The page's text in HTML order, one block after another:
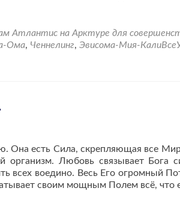
Атлантис на Арктуре для
Ома, Ченнелинг, Эвисома-Мия-
Она есть Сила, скрепляющая все
Любовь связывает Бога
всех воедино. Весь Его огромный
своим мощным Полем всё, что